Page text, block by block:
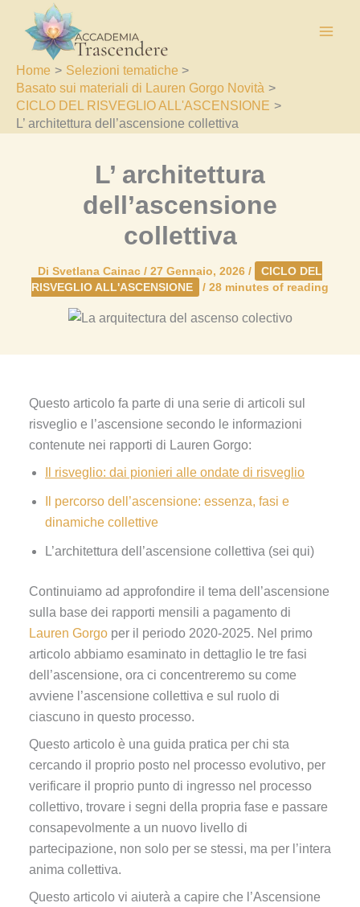
contenuto
Home
Selezioni tematiche
Basato sui materiali di Lauren Gorgo Novità
CICLO DEL RISVEGLIO ALL'ASCENSIONE
L’ architettura dell’ascensione collettiva
L’ architettura
dell’ascensione
collettiva
Di Svetlana Cainac / 27 Gennaio, 2026 /
CICLO DEL
RISVEGLIO ALL'ASCENSIONE
/ 28 minutes of reading
Questo articolo fa parte di una serie di articoli sul
risveglio e l’ascensione secondo le informazioni
contenute nei rapporti di Lauren Gorgo:
Il risveglio: dai pionieri alle ondate di risveglio
Il percorso dell’ascensione: essenza, fasi e
dinamiche collettive
L’architettura dell’ascensione collettiva (sei qui)
Continuiamo ad approfondire il tema dell’ascensione
sulla base dei rapporti mensili a pagamento di
Lauren Gorgo per il periodo 2020-2025. Nel primo
articolo abbiamo esaminato in dettaglio le tre fasi
dell’ascensione, ora ci concentreremo su come
avviene l’ascensione collettiva e sul ruolo di
ciascuno in questo processo.
Questo articolo è una guida pratica per chi sta
cercando il proprio posto nel processo evolutivo, per
verificare il proprio punto di ingresso nel processo
collettivo, trovare i segni della propria fase e passare
consapevolmente a un nuovo livello di
partecipazione, non solo per se stessi, ma per l’intera
anima collettiva.
Questo articolo vi aiuterà a capire che l’Ascensione